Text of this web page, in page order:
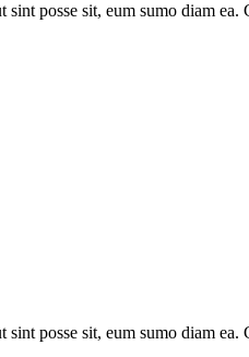
posse sit, eum sumo diam
posse sit, eum sumo diam